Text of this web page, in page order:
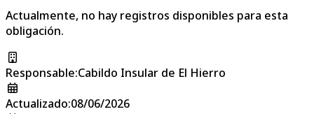
Actualmente, no hay registros disponibles para esta
obligación.
Responsable:Cabildo Insular de El Hierro
Actualizado:08/06/2026